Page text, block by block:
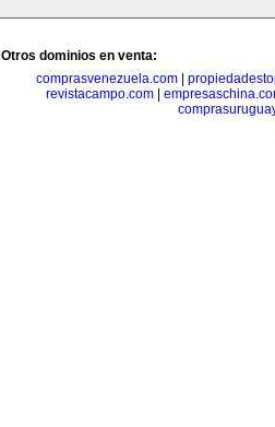
Otros dominios en venta:
comprasvenezuela.com
revistacampo.com